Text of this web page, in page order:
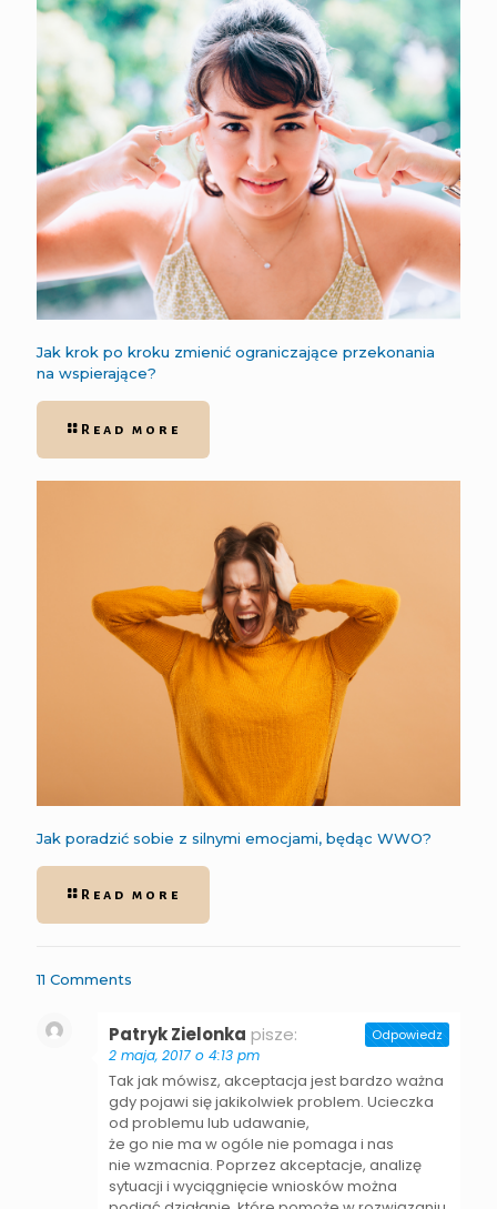
Jak krok po kroku zmienić ograniczające przekonania
na wspierające?
Read more
Jak poradzić sobie z silnymi emocjami, będąc WWO?
Read more
11 Comments
Patryk Zielonka pisze:
2 maja, 2017 o 4:13 pm
Tak jak mówisz, akceptacja jest bardzo ważna
gdy pojawi się jakikolwiek problem. Ucieczka
od problemu lub udawanie,
że go nie ma w ogóle nie pomaga i nas
nie wzmacnia. Poprzez akceptacje, analizę
sytuacji i wyciągnięcie wniosków można
Odpowiedz